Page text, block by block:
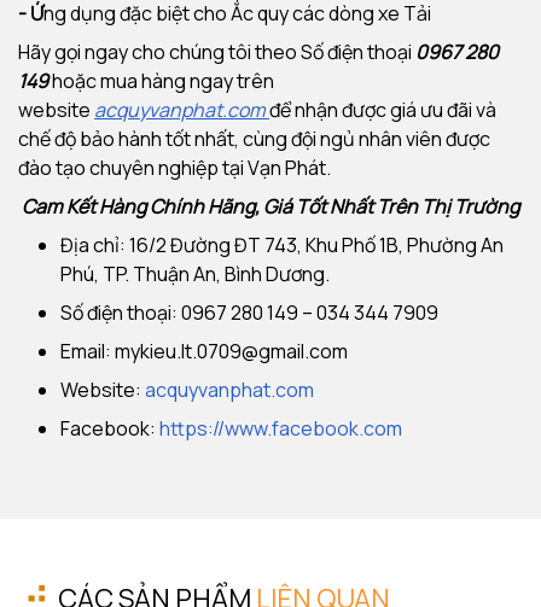
- Ứng dụng đặc biệt cho Ắc quy các dòng xe Tải
Hãy gọi ngay cho chúng tôi theo Số điện thoại 0967 280
149hoặc mua hàng ngay trên
website acquyvanphat.comđể nhận được giá ưu đãi và
chế độ bảo hành tốt nhất, cùng đội ngủ nhân viên được
đào tạo chuyên nghiệp tại Vạn Phát.
Cam Kết Hàng Chính Hãng, Giá Tốt Nhất Trên Thị Trường
Địa chỉ: 16/2 Đường ĐT 743, Khu Phố 1B, Phường An
Phú, TP. Thuận An, Bình Dương.
Số điện thoại: 0967 280 149 – 034 344 7909
Email: mykieu.lt.0709@gmail.com
Website: acquyvanphat.com
Facebook: https://www.facebook.com
CÁC SẢN PHẨM LIÊN QUAN